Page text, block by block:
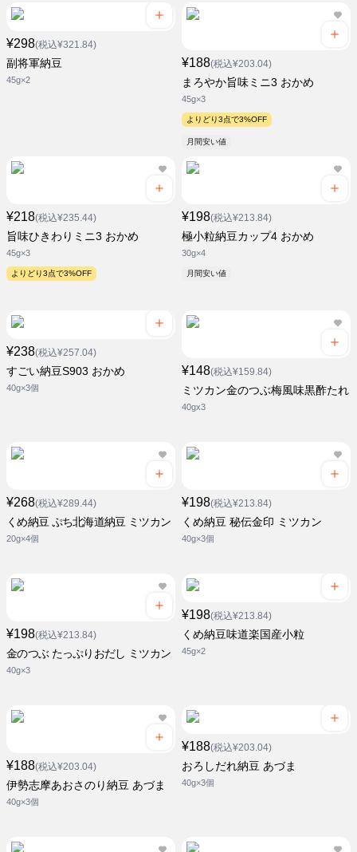
¥298(税込¥321.84)
副将軍納豆
45g×2
¥188(税込¥203.04)
まろやか旨味ミニ3 おかめ
45g×3
よりどり3点で3%OFF
月間安い値
¥218(税込¥235.44)
旨味ひきわりミニ3 おかめ
45g×3
よりどり3点で3%OFF
¥198(税込¥213.84)
極小粒納豆カップ4 おかめ
30g×4
月間安い値
¥238(税込¥257.04)
すごい納豆S903 おかめ
40g×3個
¥148(税込¥159.84)
ミツカン金のつぶ梅風味黒酢たれ
40gx3
¥268(税込¥289.44)
くめ納豆 ぷち北海道納豆 ミツカン
20g×4個
¥198(税込¥213.84)
くめ納豆 秘伝金印 ミツカン
40g×3個
¥198(税込¥213.84)
金のつぶ たっぷりおだし ミツカン
40g×3
¥198(税込¥213.84)
くめ納豆味道楽国産小粒
45g×2
¥188(税込¥203.04)
伊勢志摩あおさのり納豆 あづま
40g×3個
¥188(税込¥203.04)
おろしだれ納豆 あづま
40g×3個